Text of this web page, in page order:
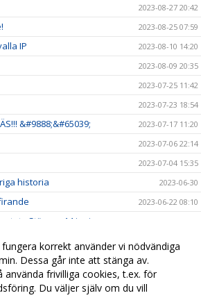
2023-08-27 20:42
2023-08-25 07:59
IP 2023-08-10 14:20
2023-08-09 20:35
2023-07-25 11:42
2023-07-23 18:54
&#9888;&#65039; 2023-07-17 11:20
2023-07-06 22:14
2023-07-04 15:35
historia 2023-06-30
2023-06-22 08:10
- Stänger 14 juni
2023-06-07 10:14
2023-05-31 18:28
2023-05-11 15:51
korrekt använder vi nödvändiga
Dessa går inte att stänga av.
använda frivilliga cookies, t.ex. för
Du väljer själv om du vill